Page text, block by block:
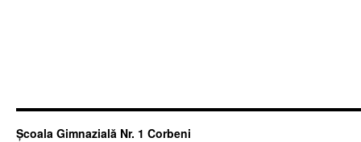
Școala Gimnazială Nr. 1 Corbeni